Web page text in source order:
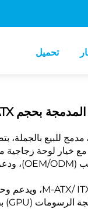
تحميل
خيار لوحة زجاجية